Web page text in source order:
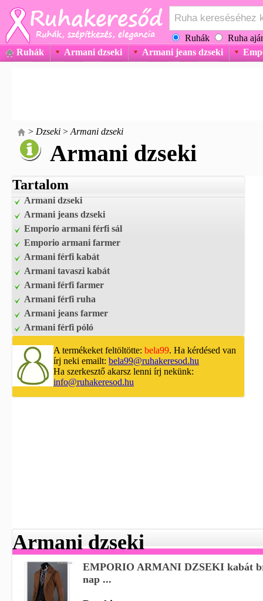
Ruhák
Ruha
Ruhák
Armani dzseki Armani jeans dzseki
> Dzseki > Armani dzseki
Armani dzseki
Tartalom
Armani dzseki
Armani jeans dzseki
Emporio armani férfi sál
Emporio armani farmer
Armani férfi kabát
Armani tavaszi kabát
Armani férfi farmer
Armani férfi ruha
Armani jeans farmer
Armani férfi póló
A termékeket feltöltötte: bela99. Ha kérdésed van
írj neki emailt: bela99@ruhakeresod.hu
Ha szerkesztő akarsz lenni írj nekünk:
info@ruhakeresod.hu
Armani dzseki
EMPORIO ARMANI DZSEKI kabát
nap ...